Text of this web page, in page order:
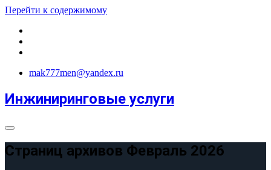
Перейти к содержимому
mak777men@yandex.ru
Инжиниринговые услуги
Страниц архивов Февраль 2026